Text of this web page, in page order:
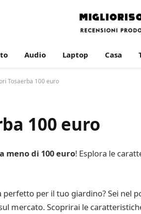
Audio Laptop Casa
Tosaerba 100 euro
100 euro
meno di 100 euro! Esplora le
per il tuo giardino? Sei nel
mercato. Scoprirai le